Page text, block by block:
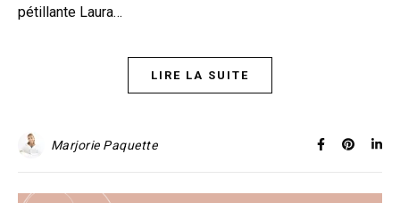
pétillante Laura…
LIRE LA SUITE
Marjorie Paquette